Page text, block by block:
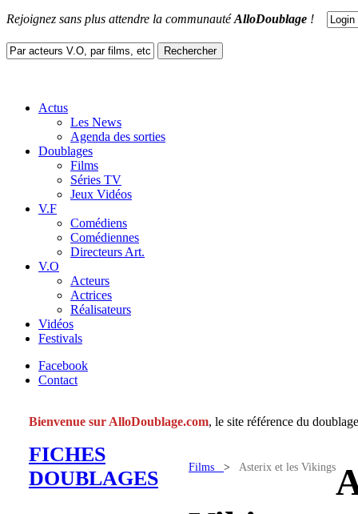
Rejoignez sans plus attendre la communautéAlloDoublage !
Actus
Les News
Agenda des sorties
Doublages
Films
Séries TV
Jeux Vidéos
V.F
Comédiens
Comédiennes
Directeurs Art.
V.O
Acteurs
Actrices
Réalisateurs
Vidéos
Festivals
Facebook
Contact
Bienvenue sur AlloDoublage.com, le site référence du
FICHES
DOUBLAGES
Films > Asterix et les Vikings